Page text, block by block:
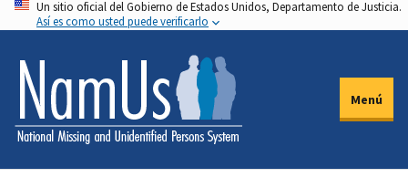
Pasar
al
contenido
principal
Un sitio oficial del Gobierno de Estados Unidos, Departamento de Justicia.
Así es como usted puede verificarlo
Menú